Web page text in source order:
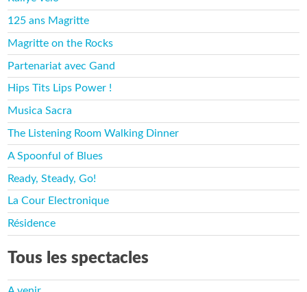
125 ans Magritte
Magritte on the Rocks
Partenariat avec Gand
Hips Tits Lips Power !
Musica Sacra
The Listening Room Walking Dinner
A Spoonful of Blues
Ready, Steady, Go!
La Cour Electronique
Résidence
Tous les spectacles